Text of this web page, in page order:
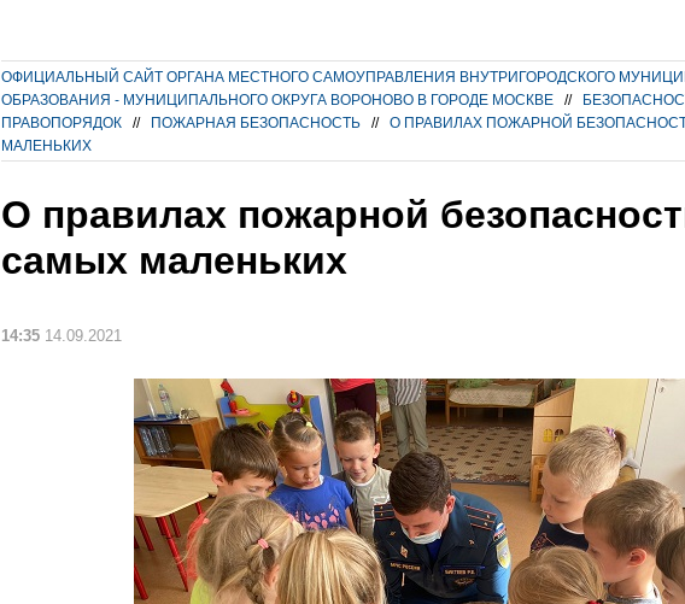
ОФИЦИАЛЬНЫЙ САЙТ ОРГАНА МЕСТНОГО САМОУПРАВЛЕНИЯ ВНУТРИГОРОДСКОГО
ОБРАЗОВАНИЯ - МУНИЦИПАЛЬНОГО ОКРУГА ВОРОНОВО В ГОРОДЕ МОСКВЕ
//
ПРАВОПОРЯДОК
// ПОЖАРНАЯ БЕЗОПАСНОСТЬ //
О ПРАВИЛАХ ПОЖАРНОЙ
МАЛЕНЬКИХ
О правилах пожарной
самых маленьких
14:35 14.09.2021